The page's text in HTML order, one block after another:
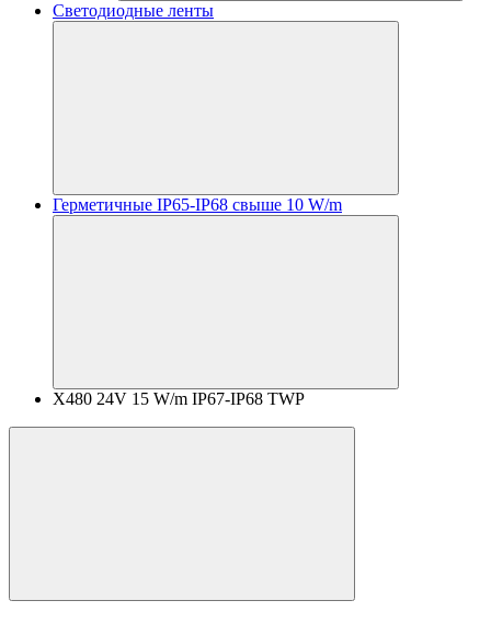
Светодиодные ленты
Герметичные IP65-IP68 свыше 10 W/m
X480 24V 15 W/m IP67-IP68 TWP